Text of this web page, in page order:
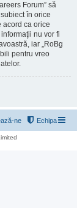
Forum” să
în orice
acord ca orice
nu vor fi
iar „RoBg
pentru vreo
Echipa
ne